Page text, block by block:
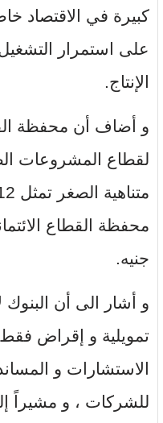
كبيرة في الاقتصاد
على استمرار
الإنتاج.
و أضاف أن محفظة
لقطاع المشروعات
جنيه.
و أشار الى أن
تمويلية و إقراض
الاستشارات و
للشركات ، و مشيراً